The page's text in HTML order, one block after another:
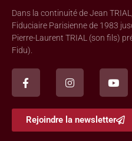
Dans la continuité de Jean
Fiduciaire Parisienne de 1983
Pierre-Laurent TRIAL (son fils)
Fidu).
Rejoindre la newsletter